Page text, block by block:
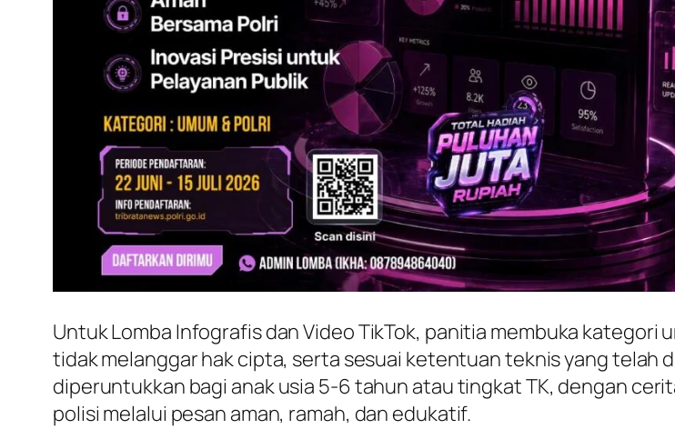
Untuk Lomba Infografis dan Video TikTok, panitia membuka kategori
tidak melanggar hak cipta, serta sesuai ketentuan teknis yang telah
diperuntukkan bagi anak usia 5-6 tahun atau tingkat TK, dengan
polisi melalui pesan aman, ramah, dan edukatif.